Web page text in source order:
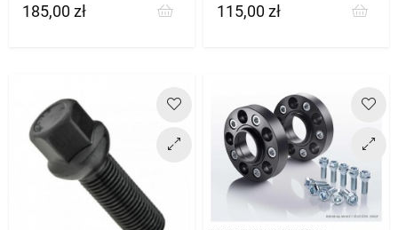
Cena
185,00 zł Cena
115,00 zł